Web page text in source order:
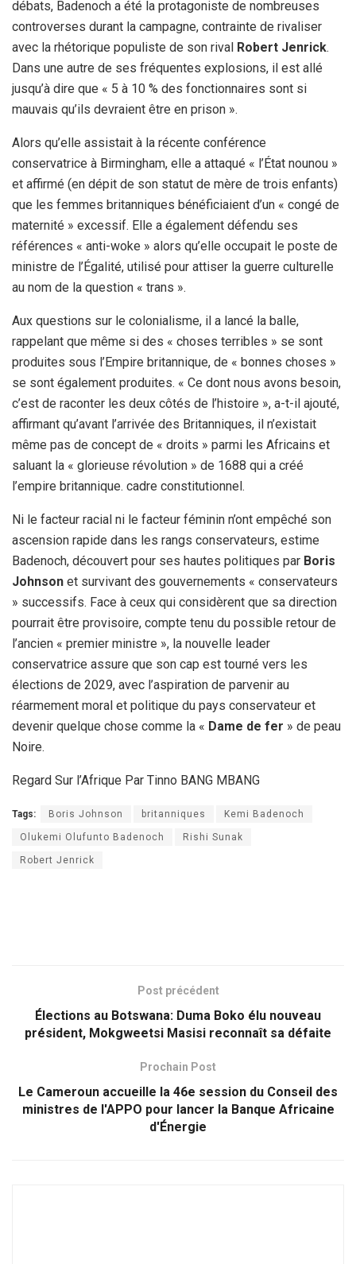
débats, Badenoch a été la protagoniste de nombreuses
controverses durant la campagne, contrainte de rivaliser
avec la rhétorique populiste de son rival Robert Jenrick.
Dans une autre de ses fréquentes explosions, il est allé
jusqu’à dire que « 5 à 10 % des fonctionnaires sont si
mauvais qu’ils devraient être en prison ».
Alors qu’elle assistait à la récente conférence
conservatrice à Birmingham, elle a attaqué « l’État nounou »
et affirmé (en dépit de son statut de mère de trois enfants)
que les femmes britanniques bénéficiaient d’un « congé de
maternité » excessif. Elle a également défendu ses
références « anti-woke » alors qu’elle occupait le poste de
ministre de l’Égalité, utilisé pour attiser la guerre culturelle
au nom de la question « trans ».
Aux questions sur le colonialisme, il a lancé la balle,
rappelant que même si des « choses terribles » se sont
produites sous l’Empire britannique, de « bonnes choses »
se sont également produites. « Ce dont nous avons besoin,
c’est de raconter les deux côtés de l’histoire », a-t-il ajouté,
affirmant qu’avant l’arrivée des Britanniques, il n’existait
même pas de concept de « droits » parmi les Africains et
saluant la « glorieuse révolution » de 1688 qui a créé
l’empire britannique. cadre constitutionnel.
Ni le facteur racial ni le facteur féminin n’ont empêché son
ascension rapide dans les rangs conservateurs, estime
Badenoch, découvert pour ses hautes politiques par Boris
Johnson et survivant des gouvernements « conservateurs
» successifs. Face à ceux qui considèrent que sa direction
pourrait être provisoire, compte tenu du possible retour de
l’ancien « premier ministre », la nouvelle leader
conservatrice assure que son cap est tourné vers les
élections de 2029, avec l’aspiration de parvenir au
réarmement moral et politique du pays conservateur et
devenir quelque chose comme la « Dame de fer » de peau
Noire.
Regard Sur l’Afrique Par Tinno BANG MBANG
Tags: Boris Johnson britanniques Kemi Badenoch
Olukemi Olufunto Badenoch Rishi Sunak
Robert Jenrick
Post précédent
Élections au Botswana: Duma Boko élu nouveau
président, Mokgweetsi Masisi reconnaît sa défaite
Prochain Post
Le Cameroun accueille la 46e session du Conseil des
ministres de l'APPO pour lancer la Banque Africaine
d'Énergie